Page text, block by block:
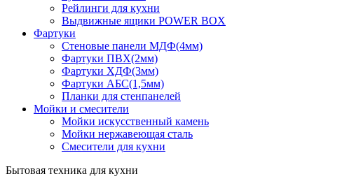
Рейлинги для кухни
Выдвижные ящики POWER BOX
Фартуки
Стеновые панели МДФ(4мм)
Фартуки ПВХ(2мм)
Фартуки ХДФ(3мм)
Фартуки АБС(1,5мм)
Планки для стенпанелей
Мойки и смесители
Мойки искусственный камень
Мойки нержавеющая сталь
Смесители для кухни
Бытовая техника для кухни